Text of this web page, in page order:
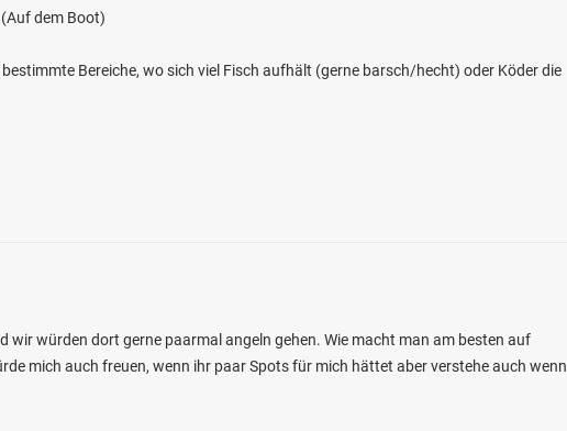
dem Boot)
Bereiche, wo sich viel Fisch aufhält (gerne barsch/hecht) oder Köder die
wir würden dort gerne paarmal angeln gehen. Wie macht man am besten auf
mich auch freuen, wenn ihr paar Spots für mich hättet aber verstehe auch wenn